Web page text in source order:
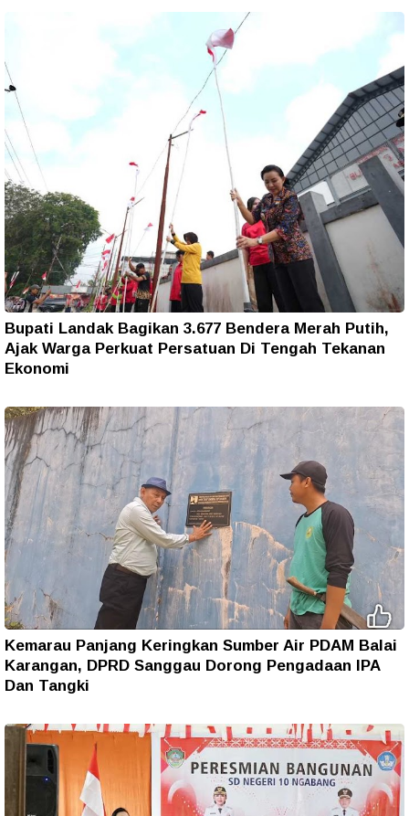
Bupati Landak Bagikan 3.677 Bendera Merah Putih,
Ajak Warga Perkuat Persatuan Di Tengah Tekanan
Ekonomi
Kemarau Panjang Keringkan Sumber Air PDAM Balai
Karangan, DPRD Sanggau Dorong Pengadaan IPA
Dan Tangki